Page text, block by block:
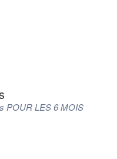
POUR LES 6 MOIS